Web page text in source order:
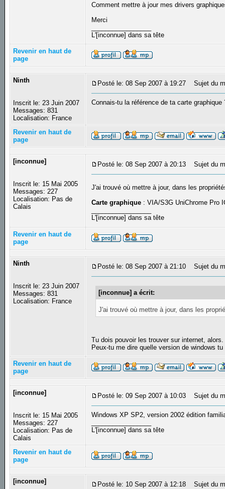
Comment mettre à jour mes drivers
Merci
L'[inconnue] dans sa tête
Revenir en haut de
page
Ninth
Inscrit le: 23 Juin 2007
Messages: 831
Localisation: France
Posté le: 08 Sep 2007 à 19:27 Sujet du
Connais-tu la référence de ta carte
Revenir en haut de
page
[inconnue]
Inscrit le: 15 Mai 2005
Messages: 227
Localisation: Pas de
Calais
Posté le: 08 Sep 2007 à 20:13 Sujet du
J'ai trouvé où mettre à jour, dans les
Carte graphique : VIA/S3G UniChrome Pro
L'[inconnue] dans sa tête
Revenir en haut de
page
Ninth
Inscrit le: 23 Juin 2007
Messages: 831
Localisation: France
Posté le: 08 Sep 2007 à 21:10 Sujet du
[inconnue] a écrit:
J'ai trouvé où mettre à jour, dans les
Tu dois pouvoir les trouver sur internet, alors.
Peux-tu me dire quelle version de windows
Revenir en haut de
page
[inconnue]
Inscrit le: 15 Mai 2005
Messages: 227
Localisation: Pas de
Calais
Posté le: 09 Sep 2007 à 10:03 Sujet du
Windows XP SP2, version 2002 édition
L'[inconnue] dans sa tête
Revenir en haut de
page
[inconnue] Posté le: 10 Sep 2007 à 12:18 Sujet du